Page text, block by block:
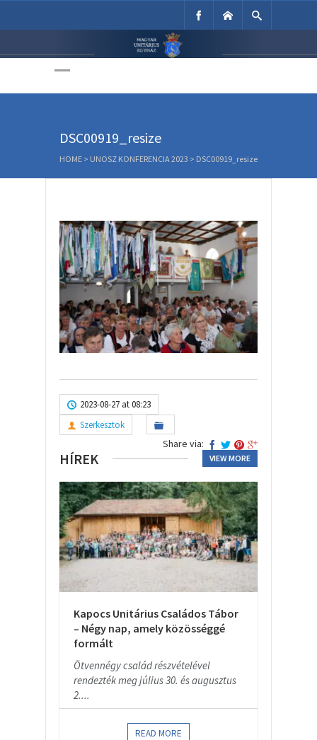
Unitárius Egyház
DSC00919_resize
HOME > UNOSZ KONFERENCIA 2023 > DSC00919_resize
2023-08-27 at 08:23
Szerkesztok
Share via:
HÍREK VIEW MORE
Kapocs Unitárius Családos Tábor
– Négy nap, amely közösséggé
formált
Ötvennégy család részvételével
rendezték meg július 30. és augusztus
2....
READ MORE